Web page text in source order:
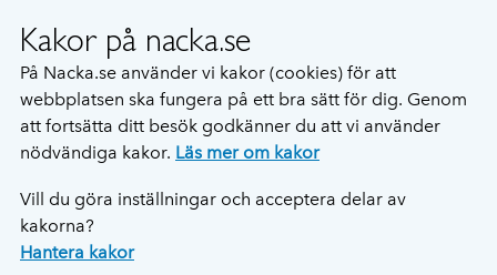
Kakor på nacka.se
På Nacka.se använder vi kakor (cookies) för att
webbplatsen ska fungera på ett bra sätt för dig. Genom
att fortsätta ditt besök godkänner du att vi använder
nödvändiga kakor. Läs mer om kakor
Vill du göra inställningar och acceptera delar av
kakorna?
Hantera kakor